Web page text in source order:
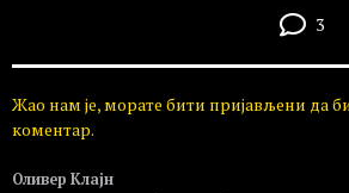
3
Жао нам је, морате бити пријављени да
коментар.
Оливер Клајн